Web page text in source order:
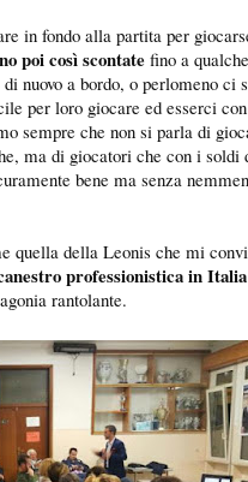
in fondo alla partita per
poi così scontate fino a
nuovo a bordo, o perlomeno ci
per loro giocare ed esserci
sempre che non si parla di
ma di giocatori che con i soldi
bene ma senza
quella della Leonis che mi
professionistica in Italia
rantolante.